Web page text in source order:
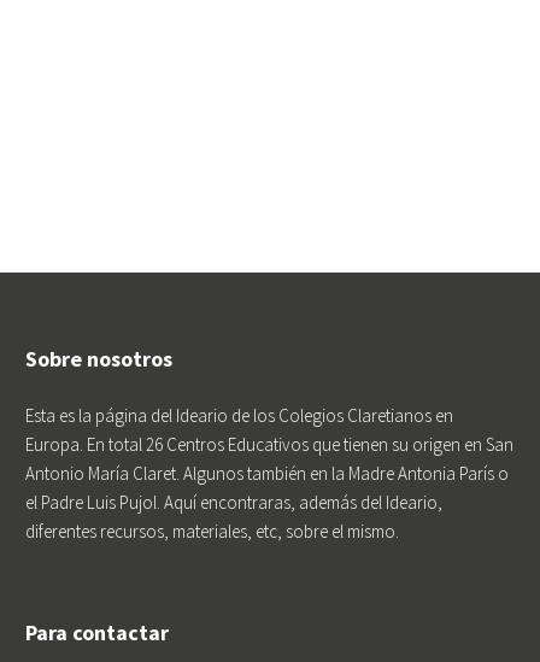
Sobre nosotros
Esta es la página del Ideario de los Colegios Claretianos en
Europa. En total 26 Centros Educativos que tienen su origen en San
Antonio María Claret. Algunos también en la Madre Antonia París o
el Padre Luis Pujol. Aquí encontraras, además del Ideario,
diferentes recursos, materiales, etc, sobre el mismo.
Para contactar